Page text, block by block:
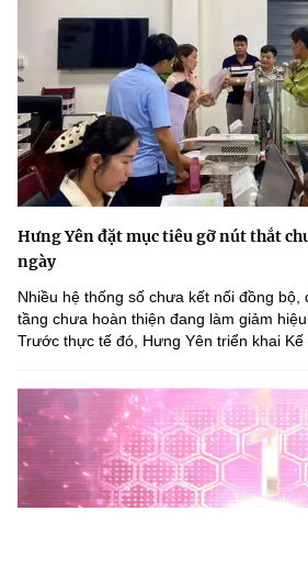
Hưng Yên đặt mục tiêu gỡ nút thắt
ngày
Nhiều hệ thống số chưa kết nối đồng bộ,
tầng chưa hoàn thiện đang làm giảm
Trước thực tế đó, Hưng Yên triển khai Kế